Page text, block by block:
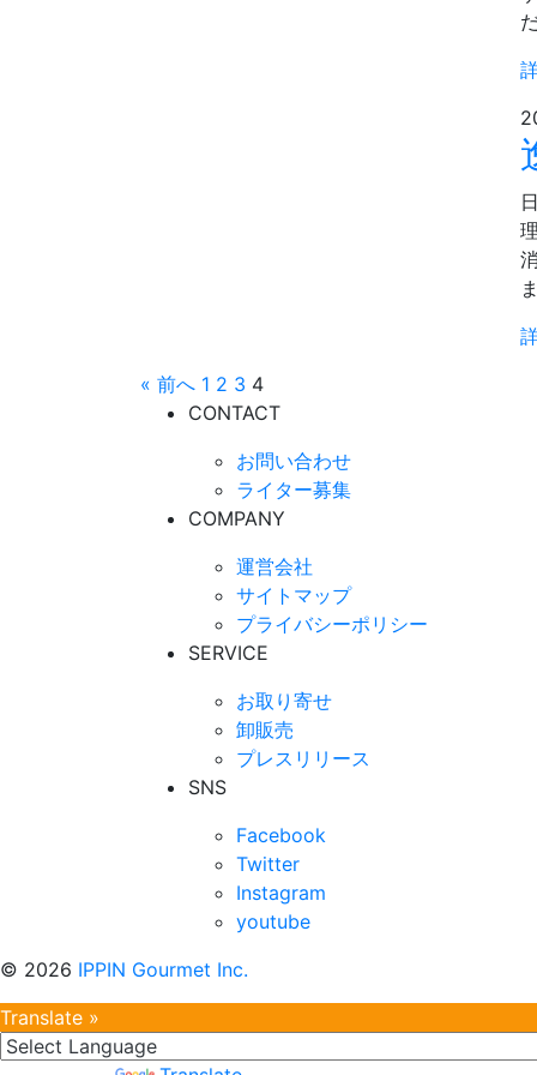
« 前へ 1 2 3 4
CONTACT
お問い合わせ
ライター募集
COMPANY
運営会社
サイトマップ
プライバシーポリシー
SERVICE
お取り寄せ
卸販売
プレスリリース
SNS
Facebook
Twitter
Instagram
youtube
© 2026 IPPIN Gourmet Inc.
Translate »